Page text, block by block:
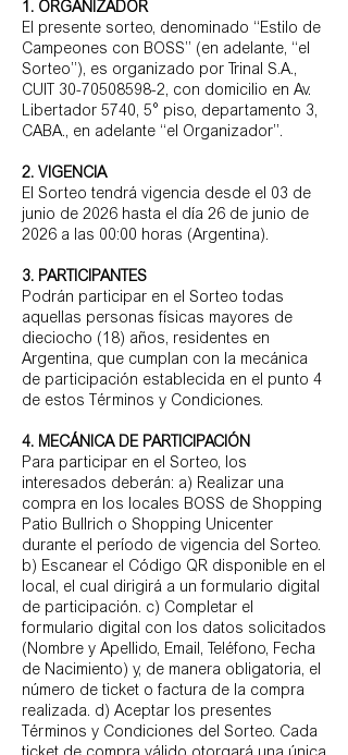
1. ORGANIZADOR
El presente sorteo, denominado “Estilo de
Campeones con BOSS” (en adelante, “el
Sorteo”), es organizado por Trinal S.A.,
CUIT 30-70508598-2, con domicilio en Av.
Libertador 5740, 5° piso, departamento 3,
CABA., en adelante “el Organizador”.
2. VIGENCIA
El Sorteo tendrá vigencia desde el 03 de
junio de 2026 hasta el día 26 de junio de
2026 a las 00:00 horas (Argentina).
3. PARTICIPANTES
Podrán participar en el Sorteo todas
aquellas personas físicas mayores de
dieciocho (18) años, residentes en
Argentina, que cumplan con la mecánica
de participación establecida en el punto 4
de estos Términos y Condiciones.
4. MECÁNICA DE PARTICIPACIÓN
Para participar en el Sorteo, los
interesados deberán: a) Realizar una
compra en los locales BOSS de Shopping
Patio Bullrich o Shopping Unicenter
durante el período de vigencia del Sorteo.
b) Escanear el Código QR disponible en el
local, el cual dirigirá a un formulario digital
de participación. c) Completar el
formulario digital con los datos solicitados
(Nombre y Apellido, Email, Teléfono, Fecha
de Nacimiento) y, de manera obligatoria, el
número de ticket o factura de la compra
realizada. d) Aceptar los presentes
Términos y Condiciones del Sorteo. Cada